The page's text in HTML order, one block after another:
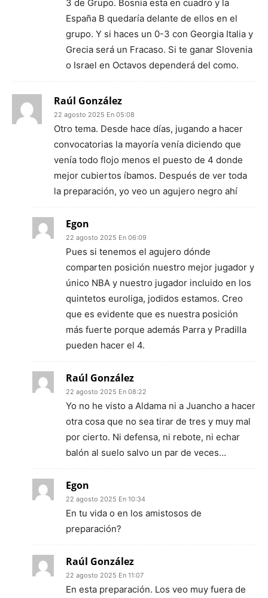
3 de Grupo. Bosnia esta en cuadro y la
España B quedaría delante de ellos en el
grupo. Y si haces un 0-3 con Georgia Italia y
Grecia será un Fracaso. Si te ganar Slovenia
o Israel en Octavos dependerá del como.
Raúl González
22 agosto 2025 En 05:08
Otro tema. Desde hace días, jugando a hacer
convocatorias la mayoría venía diciendo que
venía todo flojo menos el puesto de 4 donde
mejor cubiertos íbamos. Después de ver toda
la preparación, yo veo un agujero negro ahí
Egon
22 agosto 2025 En 06:09
Pues si tenemos el agujero dónde
comparten posición nuestro mejor jugador y
único NBA y nuestro jugador incluido en los
quintetos euroliga, jodidos estamos. Creo
que es evidente que es nuestra posición
más fuerte porque además Parra y Pradilla
pueden hacer el 4.
Raúl González
22 agosto 2025 En 08:22
Yo no he visto a Aldama ni a Juancho a hacer
otra cosa que no sea tirar de tres y muy mal
por cierto. Ni defensa, ni rebote, ni echar
balón al suelo salvo un par de veces…
Egon
22 agosto 2025 En 10:34
En tu vida o en los amistosos de
preparación?
Raúl González
22 agosto 2025 En 11:07
En esta preparación. Los veo muy fuera de